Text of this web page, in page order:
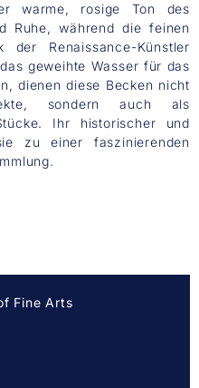
warme, rosige Ton des
Ruhe, während die feinen
der Renaissance-Künstler
geweihte Wasser für das
dienen diese Becken nicht
sondern auch als
Ihr historischer und
zu einer faszinierenden
Fine Arts